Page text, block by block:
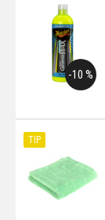
-10 %
TIP